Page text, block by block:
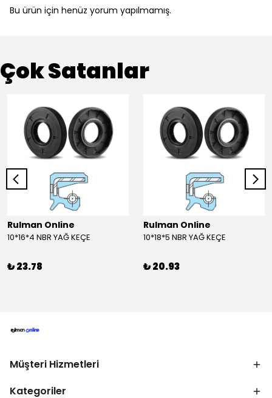
Bu ürün için henüz yorum yapılmamış.
Çok Satanlar
Rulman Online
10*16*4 NBR YAĞ KEÇE
₺ 23.78
Rulman Online
10*18*5 NBR YAĞ KEÇE
₺ 20.93
Müşteri Hizmetleri
Kategoriler